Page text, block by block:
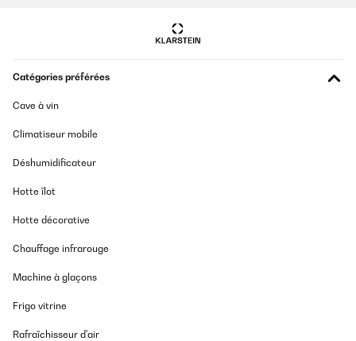
Catégories préférées
Cave à vin
Climatiseur mobile
Déshumidificateur
Hotte îlot
Hotte décorative
Chauffage infrarouge
Machine à glaçons
Frigo vitrine
Rafraîchisseur d'air